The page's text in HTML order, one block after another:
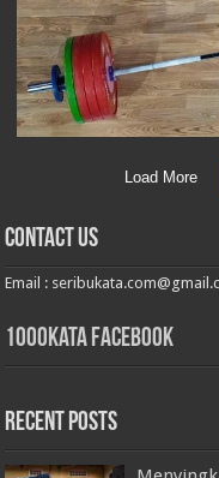
Load More
Contact Us
Email :
1000kata Facebook
Recent Posts